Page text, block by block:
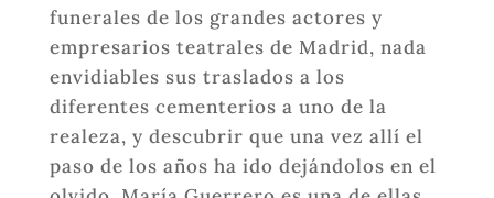
funerales de los grandes actores y
empresarios teatrales de Madrid, nada
envidiables sus traslados a los
diferentes cementerios a uno de la
realeza, y descubrir que una vez allí el
paso de los años ha ido dejándolos en el